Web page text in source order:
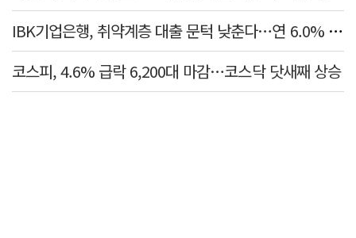
IBK기업은행, 취약계층 대출 문턱 낮춘다…연 6.0% 'i-ONE 햇살론 특례보증' 비대면 출시
코스피, 4.6% 급락 6,200대 마감…코스닥 닷새째 상승